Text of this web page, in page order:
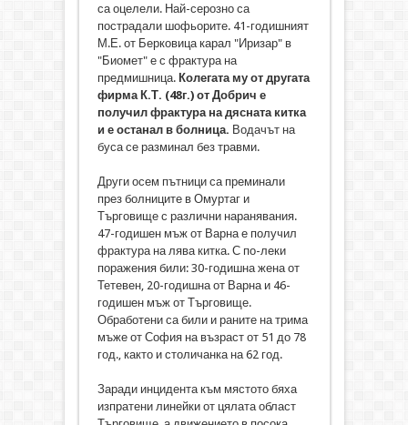
са оцелели. Най-серозно са
пострадали шофьорите. 41-годишният
М.Е. от Берковица карал "Иризар" в
"Биомет" е с фрактура на
предмишница.Колегата му от другата
фирма К.Т. (48г.) от Добрич е
получил фрактура на дясната китка
и е останал в болница. Водачът на
буса се разминал без травми.
Други осем пътници са преминали
през болниците в Омуртаг и
Търговище с различни наранявания.
47-годишен мъж от Варна е получил
фрактура на лява китка. С по-леки
поражения били: 30-годишна жена от
Тетевен, 20-годишна от Варна и 46-
годишен мъж от Търговище.
Обработени са били и раните на трима
мъже от София на възраст от 51 до 78
год., както и столичанка на 62 год.
Заради инцидента към мястото бяха
изпратени линейки от цялата област